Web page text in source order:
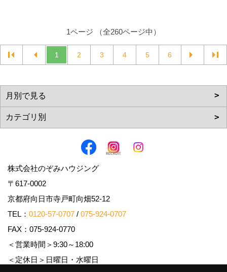
1ページ （全260ページ中）
1 2 3 4 5 6
株式会社のぞみハウジング
〒617-0002
京都府向日市寺戸町向畑52-12
TEL： 0120-57-0707 / 075-924-0707
FAX：075-924-0770
＜営業時間＞9:30～18:00
＜定休日＞日曜日・水曜日